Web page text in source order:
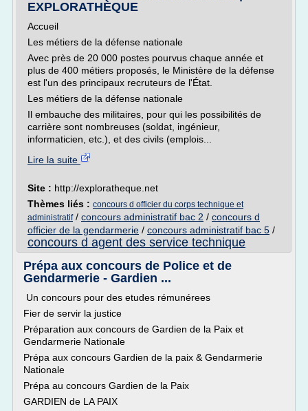
EXPLORATHÈQUE
Accueil
Les métiers de la défense nationale
Avec près de 20 000 postes pourvus chaque année et
plus de 400 métiers proposés, le Ministère de la défense
est l'un des principaux recruteurs de l'État.
Les métiers de la défense nationale
Il embauche des militaires, pour qui les possibilités de
carrière sont nombreuses (soldat, ingénieur,
informaticien, etc.), et des civils (emplois...
Lire la suite
Site : http://exploratheque.net
Thèmes liés : concours d officier du corps technique et
administratif/ concours administratif bac 2 / concours d
officier de la gendarmerie / concours administratif bac 5 /
concours d agent des service technique
Prépa aux concours de Police et de
Gendarmerie - Gardien ...
Un concours pour des etudes rémunérees
Fier de servir la justice
Préparation aux concours de Gardien de la Paix et
Gendarmerie Nationale
Prépa aux concours Gardien de la paix & Gendarmerie
Nationale
Prépa au concours Gardien de la Paix
GARDIEN de LA PAIX